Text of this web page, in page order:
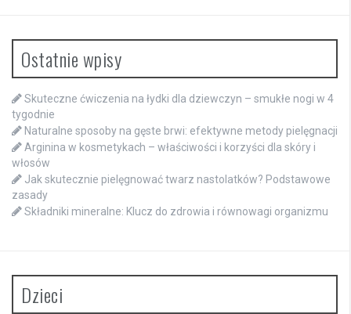
Ostatnie wpisy
Skuteczne ćwiczenia na łydki dla dziewczyn – smukłe nogi w 4
tygodnie
Naturalne sposoby na gęste brwi: efektywne metody pielęgnacji
Arginina w kosmetykach – właściwości i korzyści dla skóry i
włosów
Jak skutecznie pielęgnować twarz nastolatków? Podstawowe
zasady
Składniki mineralne: Klucz do zdrowia i równowagi organizmu
Dzieci